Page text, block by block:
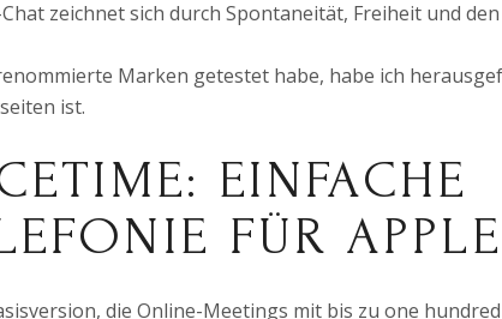
zeichnet sich durch Spontaneität, Freiheit und
Marken getestet habe, habe ich
ist.
EINFACHE
FÜR
die Online-Meetings mit bis zu one